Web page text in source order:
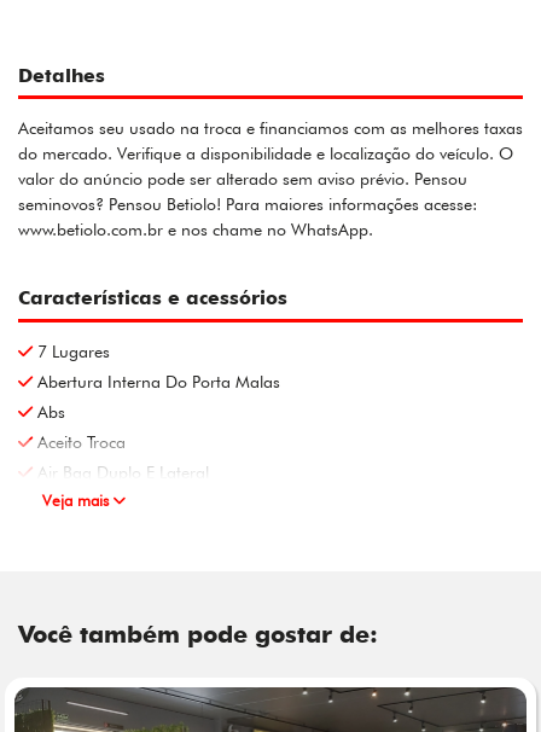
Detalhes
Aceitamos seu usado na troca e financiamos com as melhores taxas
do mercado. Verifique a disponibilidade e localização do veículo. O
valor do anúncio pode ser alterado sem aviso prévio. Pensou
seminovos? Pensou Betiolo! Para maiores informações acesse:
www.betiolo.com.br e nos chame no WhatsApp.
Características e acessórios
7 Lugares
Abertura Interna Do Porta Malas
Abs
Aceito Troca
Air Bag Duplo E Lateral
Veja mais
Você também pode gostar de: